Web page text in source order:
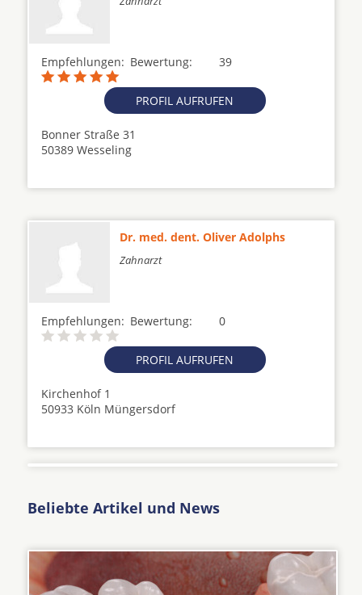
Empfehlungen: 39
Bewertung:
PROFIL AUFRUFEN
Bonner Straße 31
50389 Wesseling
Dr. med. dent. Oliver Adolphs
Zahnarzt
Empfehlungen: 0
Bewertung:
PROFIL AUFRUFEN
Kirchenhof 1
50933 Köln Müngersdorf
Beliebte Artikel und News